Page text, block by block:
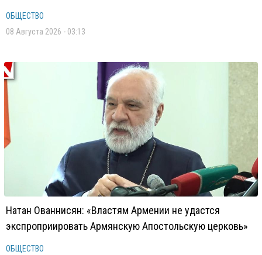
ОБЩЕСТВО
08 Августа 2026 - 03:13
Натан Ованнисян: «Властям Армении не удастся
экспроприировать Армянскую Апостольскую церковь»
ОБЩЕСТВО